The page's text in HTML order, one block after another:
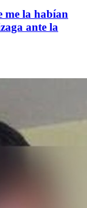
me la habían
ante la